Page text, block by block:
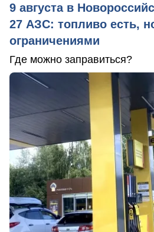
9 августа в
27 АЗС: топливо есть,
ограничениями
Где можно заправиться?